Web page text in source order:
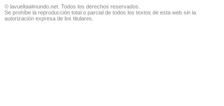
© lavueltaalmundo.net. Todos los derechos reservados.
Se prohíbe la reproducción total o parcial de todos los textos de esta web sin la
autorización expresa de los titulares.